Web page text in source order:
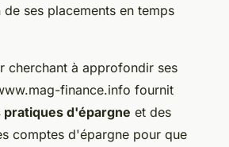
ses placements en temps
cherchant à approfondir ses
finance.info fournit
pratiques d'épargne et des
comptes d'épargne pour que